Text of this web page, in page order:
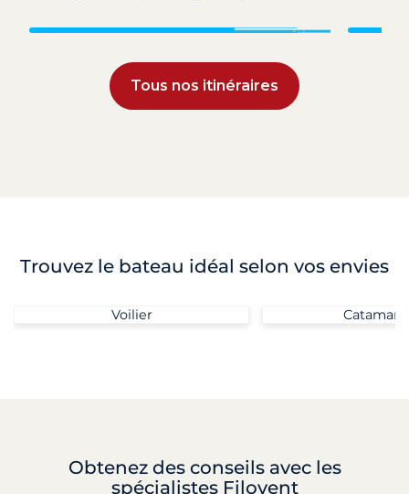
Tous nos itinéraires
Trouvez le bateau idéal selon vos envies
Voilier
Obtenez des conseilsavec les
spécialistes Filovent